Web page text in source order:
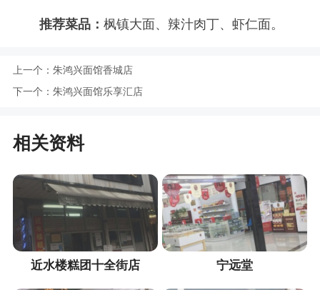
推荐菜品： 枫镇大面、辣汁肉丁、虾仁面。
上一个： 朱鸿兴面馆香城店
下一个： 朱鸿兴面馆乐享汇店
相关资料
近水楼糕团十全街店 宁远堂